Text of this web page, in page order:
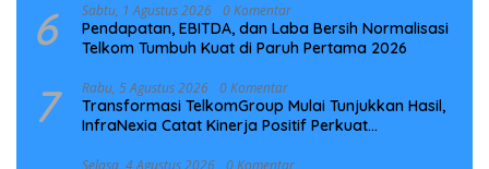
6 Sabtu, 1 Agustus 2026 0 Komentar
Pendapatan, EBITDA, dan Laba Bersih Normalisasi
Telkom Tumbuh Kuat di Paruh Pertama 2026
7 Rabu, 5 Agustus 2026 0 Komentar
Transformasi TelkomGroup Mulai Tunjukkan Hasil,
InfraNexia Catat Kinerja Positif Perkuat